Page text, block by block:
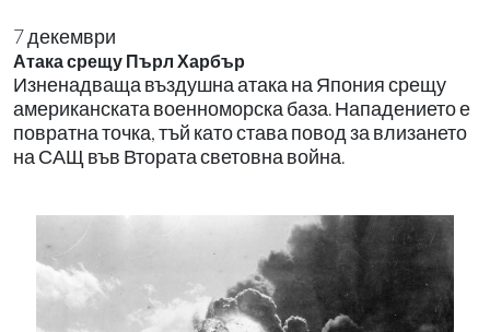
7 декември
Атака срещу Пърл Харбър
Изненадваща въздушна атака на Япония срещу
американската военноморска база. Нападението е
повратна точка, тъй като става повод за влизането
на САЩ във Втората световна война.